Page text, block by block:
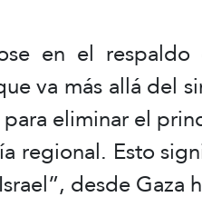
en el respaldo
va más allá del
eliminar el
regional. Esto
desde